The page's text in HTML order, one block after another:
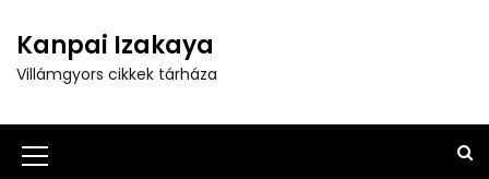
o
Kanpai Izakaya
Villámgyors cikkek tárháza